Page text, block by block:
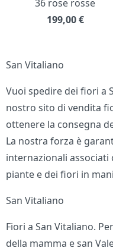
36 rose rosse
199,00 €
San Vitaliano
Vuoi spedire dei fiori a
nostro sito di vendita
ottenere la consegna
La nostra forza è
internazionali associati
piante e dei fiori in
San Vitaliano
Fiori a San Vitaliano.
della mamma e san